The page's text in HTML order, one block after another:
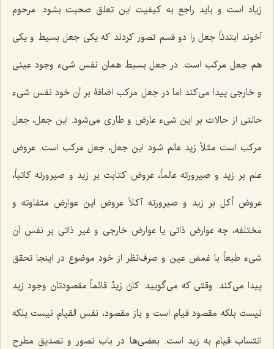
زیاد است و باید راجع به کیفیت این تعلق صحبت بشود. مرحوم
آخوند ابتدئاً جعل را دو قسم تصور کردند که یکی جعل بسیط و یکی
هم جعل مرکب است. در جعل بسیط همان نفس شیء وجود عینی
و خارجی پیدا می‌کند اما در جعل مرکب اضافۀ بر آن خود نفس شیء
حالتی از حالات بر این شیء عارض و طاری می‌شود. این جعل، جعل
مرکب است مثلاً زید عالم شود این جعل، جعل مرکب است. عروض
علم بر زید و صیرورته عالماً، عروض کتابت بر زید و صیرورته کاتباً،
عروض أکل بر زید و صیرورته آکلاً عروض این عوارض متفاوته و
مختلفه، چه عوارض ذاتی یا عوارض خارجی و غیر ذاتی بر نفس آن
شیء طبعاً با غمض عین و صرف‌نظر از خود موضوع در اینجا تحقق
پیدا می‌کند. وقتی که می‌گویید: کانَ زیدٌ قائماً مقصودتان وجود زید
نیست بلکه مقصود قیام است و باز مقصود، نفس القیام نیست بلکه
انتساب قیام به زید است. بعضی‌ها در باب تصور و تصدیق مطرح